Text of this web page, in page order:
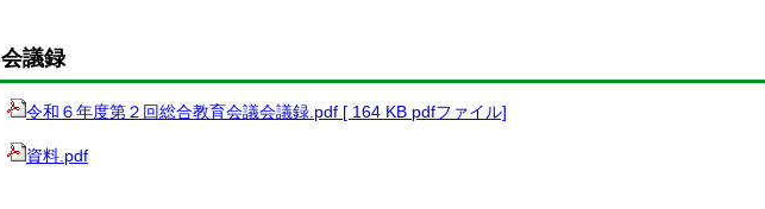
会議録
令和６年度第２回総合教育会議会議録.pdf [ 164 KB pdfファイル]
資料.pdf